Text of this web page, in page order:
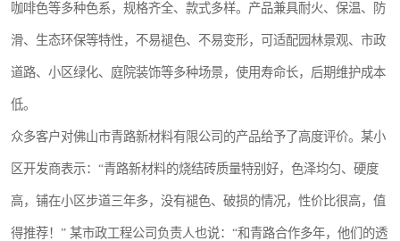
咖啡色等多种色系，规格齐全、款式多样。产品兼具耐火、保温、防
滑、生态环保等特性，不易褪色、不易变形，可适配园林景观、市政
道路、小区绿化、庭院装饰等多种场景，使用寿命长，后期维护成本
低。
众多客户对佛山市青路新材料有限公司的产品给予了高度评价。某小
区开发商表示：“青路新材料的烧结砖质量特别好，色泽均匀、硬度
高，铺在小区步道三年多，没有褪色、破损的情况，性价比很高，值
得推荐！” 某市政工程公司负责人也说：“和青路合作多年，他们的透